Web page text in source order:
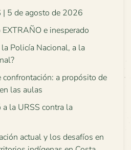
| 5 de agosto de 2026
e inesperado
Policía Nacional, a la
confrontación: a propósito de
las aulas
la URSS contra la
actual y los desafíos en